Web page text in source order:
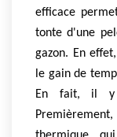
efficace
tonte d'une
gazon. En
le gain de
En fait, il y